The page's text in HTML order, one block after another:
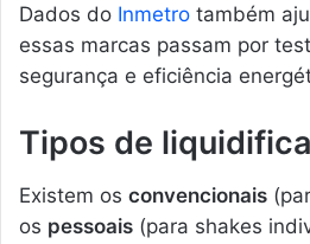
Dados do Inmetro também
essas marcas passam por
segurança e eficiência
Tipos de
Existem os convencionais
os pessoais (para shakes